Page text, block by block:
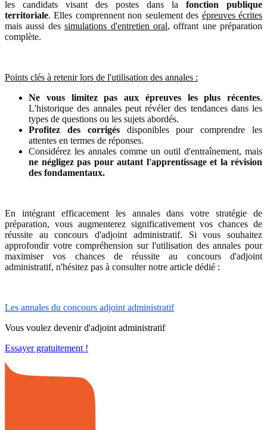
les candidats visant des postes dans la fonction publique
territoriale. Elles comprennent non seulement des épreuves écrites
mais aussi dessimulations d'entretien oral, offrant une préparation
complète.
Points clés à retenir lors de l'utilisation des annales :
Ne vous limitez pas aux épreuves les plus récentes.
L'historique des annales peut révéler des tendances dans les
types de questions ou les sujets abordés.
Profitez des corrigésdisponibles pour comprendre les
attentes en termes de réponses.
Considérez les annales comme un outil d'entraînement, mais
ne négligez pas pour autant l'apprentissage et la révision
des fondamentaux.
En intégrant efficacement les annales dans votre stratégie de
préparation, vous augmenterez significativement vos chances de
réussite au concours d'adjoint administratif. Si vous souhaitez
approfondir votre compréhension sur l'utilisation des annales pour
maximiser vos chances de réussite au concours d'adjoint
administratif, n'hésitez pas à consulter notre article dédié :
Les annales du concours adjoint administratif
Vous voulez devenir d'adjoint administratif
Essayer gratuitement !